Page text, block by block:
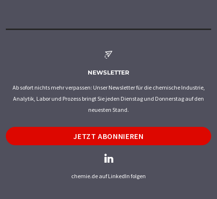
NEWSLETTER
Ab sofort nichts mehr verpassen: Unser Newsletter für die chemische Industrie,
Analytik, Labor und Prozess bringt Sie jeden Dienstag und Donnerstag auf den
neuesten Stand.
JETZT ABONNIEREN
chemie.de auf LinkedIn folgen